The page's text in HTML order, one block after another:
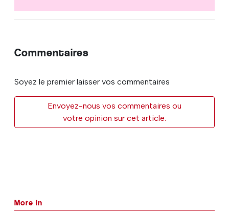
Commentaires
Soyez le premier laisser vos commentaires
Envoyez-nous vos commentaires ou
votre opinion sur cet article.
More in